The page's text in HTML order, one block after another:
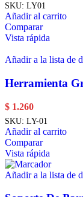
SKU: LY01
Añadir al carrito
Comparar
Vista rápida
Añadir a la lista de
Herramienta
$ 1.260
SKU: LY-01
Añadir al carrito
Comparar
Vista rápida
Añadir a la lista de